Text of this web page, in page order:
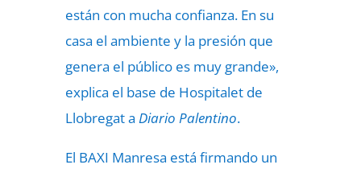
están con mucha confianza. En su
casa el ambiente y la presión que
genera el público es muy grande»,
explica el base de Hospitalet de
Llobregat a Diario Palentino.
El BAXI Manresa está firmando un